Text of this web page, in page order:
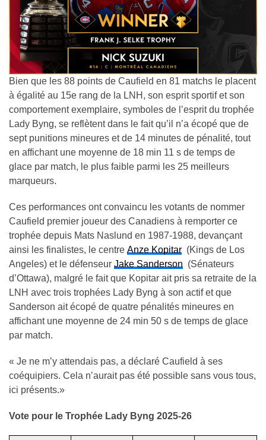
Bien que les 88 points de Caufield en 81 matchs le placent
à égalité au 15e rang de la LNH, son esprit sportif et son
comportement exemplaire, symboles de l’esprit du trophée
Lady Byng, se reflètent dans le fait qu’il n’a écopé que de
sept punitions mineures et de 14 minutes de pénalité, tout
en affichant une moyenne de 18 min 11 s de temps de
glace par match, le plus faible parmi les 25 meilleurs
marqueurs.
Ces performances ont convaincu les votants de nommer
Caufield premier joueur des Canadiens à remporter ce
trophée depuis Mats Naslund en 1987-1988, devançant
ainsi les finalistes, le centre Anze Kopitar (Kings de Los
Angeles) et le défenseur Jake Sanderson (Sénateurs
d’Ottawa), malgré le fait que Kopitar ait pris sa retraite de la
LNH avec trois trophées Lady Byng à son actif et que
Sanderson ait écopé de quatre pénalités mineures en
affichant une moyenne de 24 min 50 s de temps de glace
par match.
« Je ne m’y attendais pas, a déclaré Caufield à ses
coéquipiers. Cela n’aurait pas été possible sans vous tous,
ici présents.»
Vote pour le Trophée Lady Byng 2025-26